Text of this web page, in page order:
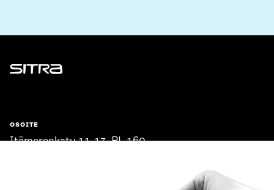
Sitra
OSOITE
Itämerenkatu 11-13, PL 160,